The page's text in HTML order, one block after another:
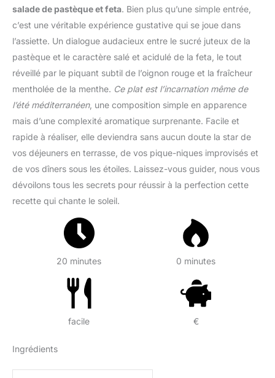
salade de pastèque et feta. Bien plus qu’une simple entrée,
c’est une véritable expérience gustative qui se joue dans
l’assiette. Un dialogue audacieux entre le sucré juteux de la
pastèque et le caractère salé et acidulé de la feta, le tout
réveillé par le piquant subtil de l’oignon rouge et la fraîcheur
mentholée de la menthe. Ce plat est l’incarnation même de
l’été méditerranéen, une composition simple en apparence
mais d’une complexité aromatique surprenante. Facile et
rapide à réaliser, elle deviendra sans aucun doute la star de
vos déjeuners en terrasse, de vos pique-niques improvisés et
de vos dîners sous les étoiles. Laissez-vous guider, nous vous
dévoilons tous les secrets pour réussir à la perfection cette
recette qui chante le soleil.
20 minutes 0 minutes
facile €
Ingrédients